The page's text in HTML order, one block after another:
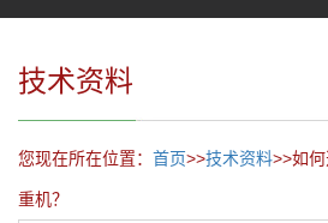
技术资料
您现在所在位置： 首页>>技术资料>>如
重机？